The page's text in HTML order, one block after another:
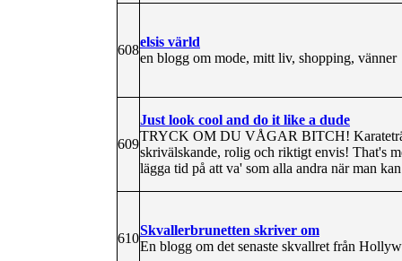
608
elsis värld
en blogg om mode, mitt liv, shopping, vänner
609
Just look cool and do it like a dude
TRYCK OM DU VÅGAR BITCH!
skrivälskande, rolig och riktigt envis! That's
lägga tid på att va' som alla andra när man
610
Skvallerbrunetten skriver om
En blogg om det senaste skvallret från